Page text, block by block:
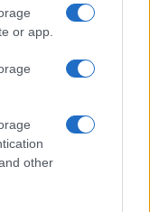
or app.
other
και Πειραματικά
Αιτήσεις για